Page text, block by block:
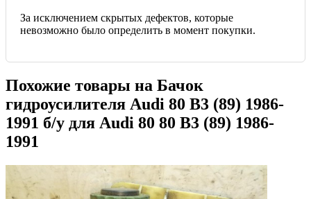
За исключением скрытых дефектов, которые
невозможно было определить в момент покупки.
Похожие товары на Бачок
гидроусилителя Audi 80 B3 (89) 1986-
1991 б/у для Audi 80 80 B3 (89) 1986-
1991